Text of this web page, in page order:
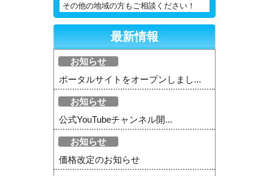
その他の地域の方もご相談ください！
最新情報
お知らせ
ポータルサイトをオープンしまし...
お知らせ
公式YouTubeチャンネル開...
お知らせ
価格改定のお知らせ